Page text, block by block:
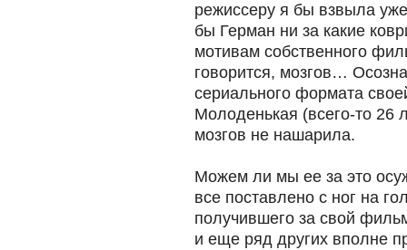
режиссеру я бы взвыла
бы Герман ни за какие
мотивам собственного
говорится, мозгов…
сериального формата
Молоденькая (всего-то 26
мозгов не нашарила.
Можем ли мы ее за это
все поставлено с ног на
получившего за свой
и еще ряд других вполне